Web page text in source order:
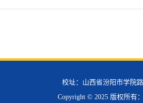
校址：山西省汾阳市学院
Copyright © 2025 版权所有